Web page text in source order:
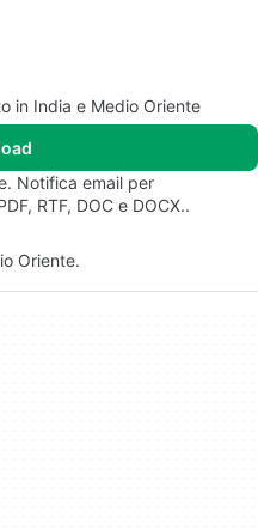
in India e Medio Oriente
Notifica email per
RTF, DOC e DOCX..
Oriente.